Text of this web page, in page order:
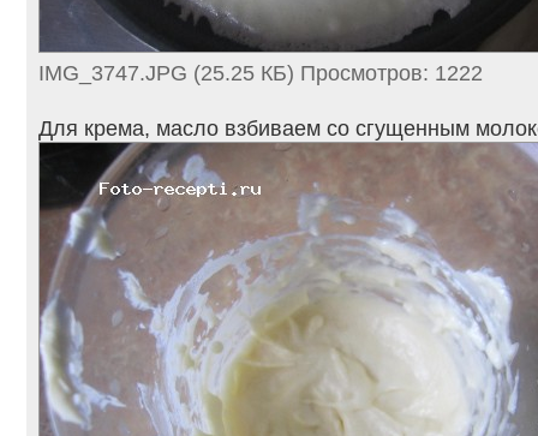
IMG_3747.JPG (25.25 КБ) Просмотров: 1222
Для крема, масло взбиваем со сгущенным